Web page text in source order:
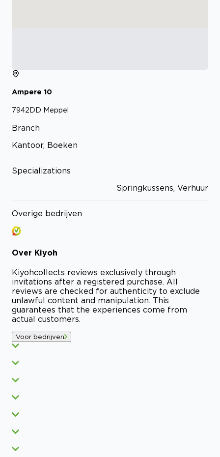
Ampere 10
7942DD Meppel
Branch
Kantoor, Boeken
Specializations
Springkussens, Verhuur
Overige bedrijven
Over Kiyoh
Kiyohcollects reviews exclusively through
invitations after a registered purchase. All
reviews are checked for authenticity to exclude
unlawful content and manipulation. This
guarantees that the experiences come from
actual customers.
Voor bedrijven